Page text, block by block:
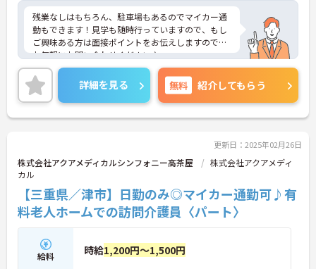
残業なしはもちろん、駐車場もあるのでマイカー通
勤もできます！見学も随時行っていますので、もし
ご興味ある方は面接ポイントをお伝えしますので、
お気軽にお問い合わせください♪
詳細を見る 無料 紹介してもらう
更新日：2025年02月26日
株式会社アクアメディカルシンフォニー高茶屋
株式会社アクアメディ
カル
【三重県／津市】日勤のみ◎マイカー通勤可♪有
料老人ホームでの訪問介護員〈パート〉
給料 時給1,200円～1,500円